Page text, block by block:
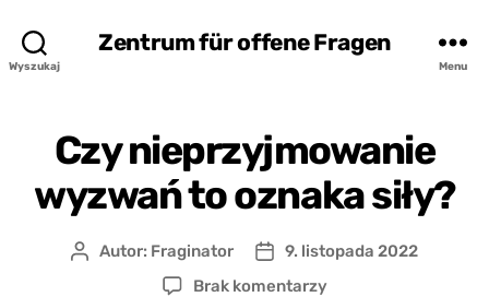
Wyszukaj
Zentrum für offene Fragen
Menu
Czy nieprzyjmowanie
wyzwań to oznaka siły?
AutorAutor: Fraginator
Data
wpisu
9. listopada 2022
Brak komentarzydo